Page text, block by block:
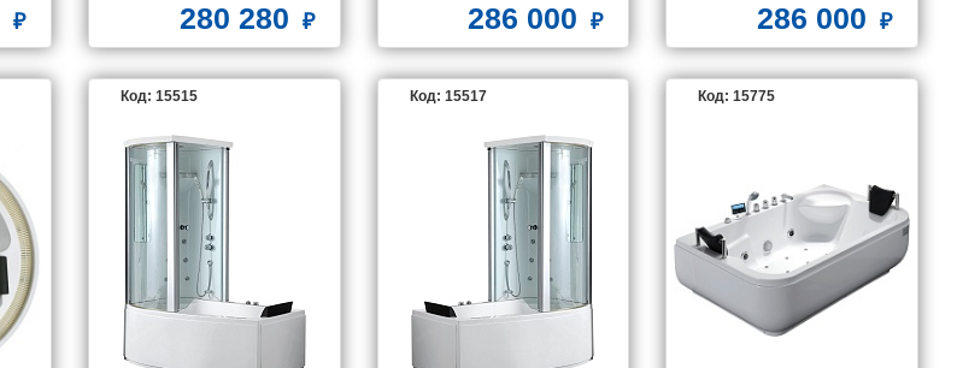
280 280 286 000 286 000
Код: 15515 Код: 15517 Код: 15775